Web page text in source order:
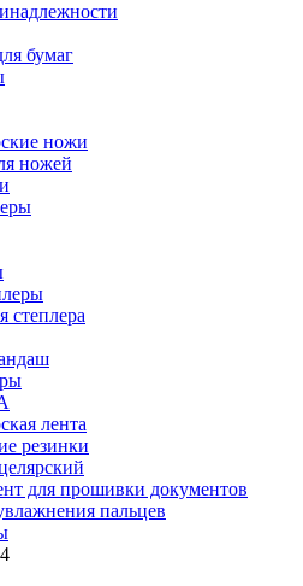
бумаг
ножи
ножей
степлера
лента
резинки
для прошивки документов
пальцев